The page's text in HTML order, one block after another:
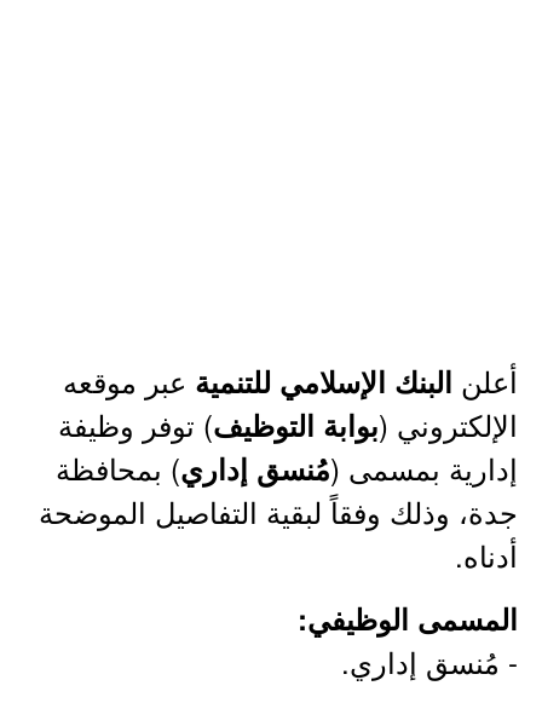
أعلن البنك الإسلامي للتنمية عبر موقعه
الإلكتروني (بوابة التوظيف) توفر وظيفة
إدارية بمسمى (مُنسق إداري) بمحافظة
جدة، وذلك وفقاً لبقية التفاصيل الموضحة
أدناه.
المسمى الوظيفي:
- مُنسق إداري.